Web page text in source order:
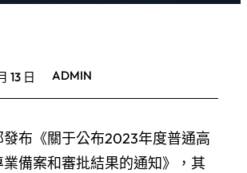
13 日 ADMIN
布《關于公布2023年度普通高
備案和審批結果的通知》，其